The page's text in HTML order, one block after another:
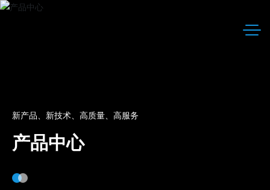
产品中心
新产品、新技术、高质量、高服务